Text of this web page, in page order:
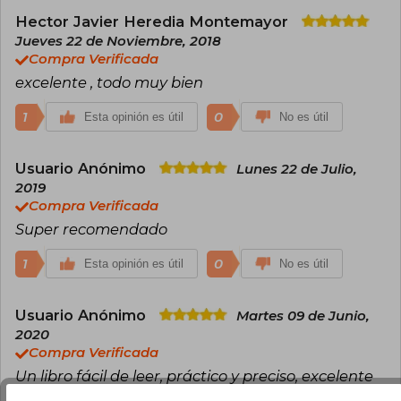
Su enfoque se basa en la práctica clínica
sustentada en evidencia científica, abordando
temas como la evaluación fonético-fonológica,
la prosodia y la intervención en disfluencias.​
Hector Javier Heredia Montemayor
Jueves 22 de Noviembre, 2018
Compra Verificada
excelente , todo muy bien
1 Esta opinión es útil 0 No es útil
Usuario Anónimo
Lunes 22 de Julio,
2019
Compra Verificada
Super recomendado
1 Esta opinión es útil 0 No es útil
Usuario Anónimo
Martes 09 de Junio,
2020
Compra Verificada
Un libro fácil de leer, práctico y preciso, excelente